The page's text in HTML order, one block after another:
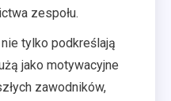
zespołu.
tylko podkreślają
jako motywacyjne
zawodników,